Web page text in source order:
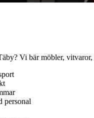
Vi bär möbler,
personal